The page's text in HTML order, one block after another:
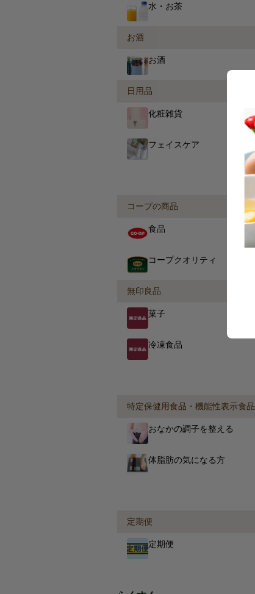
水・お茶
お酒
お酒
日用品
化粧雑貨
フェイスケア
コープの商品
食品
コープクオリティ
無印良品
菓子
冷凍食品
特定保健用食品・機能性表示食品
おなかの調子を整える
体脂肪の気になる方
定期便
定期便